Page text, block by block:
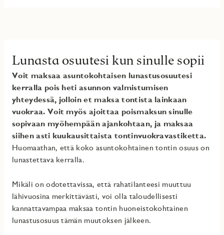
Lunasta osuutesi kun sinulle sopii
Voit maksaa asuntokohtaisen lunastusosuutesi
kerralla pois heti asunnon valmistumisen
yhteydessä, jolloin et maksa tontista lainkaan
vuokraa. Voit myös ajoittaa poismaksun sinulle
sopivaan myöhempään ajankohtaan, ja maksaa
siihen asti kuukausittaista tontinvuokravastiketta.
Huomaathan, että koko asuntokohtainen tontin osuus on
lunastettava kerralla.
Mikäli on odotettavissa, että rahatilanteesi muuttuu
lähivuosina merkittävästi, voi olla taloudellisesti
kannattavampaa maksaa tontin huoneistokohtainen
lunastusosuus tämän muutoksen jälkeen.